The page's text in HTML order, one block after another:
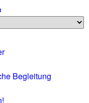
Begleitung